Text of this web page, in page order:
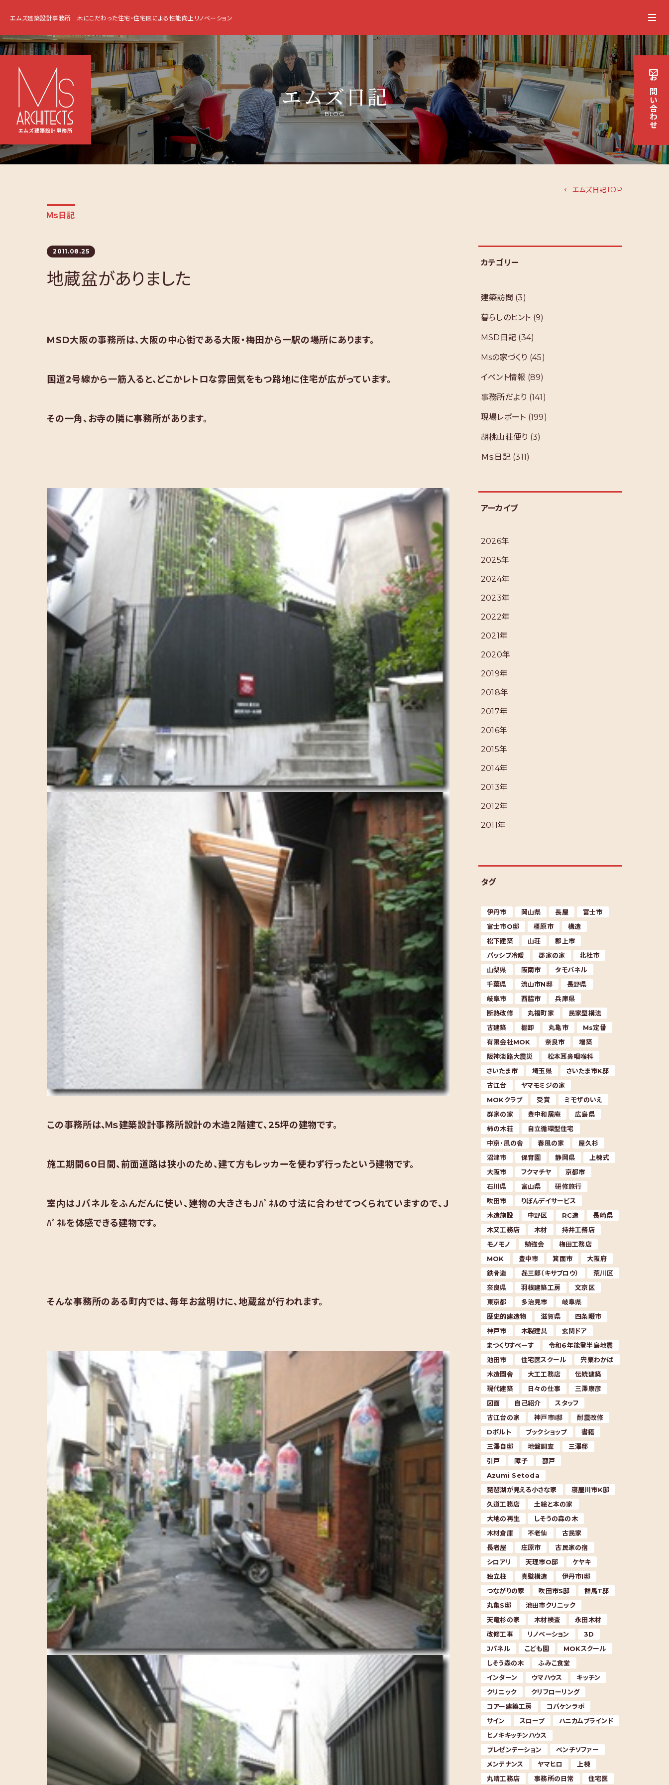
エムズ建築設計事務所 木にこだわった住宅・住宅医による性能向上リノベーション
お
問
い
合
わせ
エムズ建築設計事務所
エムズ日記
BLOG
エムズ日記TOP
Ｍｓ日記
2011.08.25
地蔵盆がありました
MSD大阪の事務所は、大阪の中心街である大阪・梅田から一駅の場所にあります。
国道2号線から一筋入ると、どこかレトロな雰囲気をもつ路地に住宅が広がっています。
その一角、お寺の隣に事務所があります。
この事務所は、Ｍｓ建築設計事務所設計の木造2階建て、25坪の建物です。
施工期間60日間、前面道路は狭小のため、建て方もレッカーを使わず行ったという建物です。
室内はＪパネルをふんだんに使い、建物の大きさもＪﾊﾟﾈﾙの寸法に合わせてつくられていますので、Ｊ
ﾊﾟﾈﾙを体感できる建物です。
そんな事務所のある町内では、毎年お盆明けに、地蔵盆が行われます。
カテゴリー
建築訪問 (3)
暮らしのヒント (9)
MSD日記 (34)
Msの家づくり (45)
イベント情報 (89)
事務所だより (141)
現場レポート (199)
胡桃山荘便り (3)
Ｍｓ日記(311)
アーカイブ
2026年
2025年
2024年
2023年
2022年
2021年
2020年
2019年
2018年
2017年
2016年
2015年
2014年
2013年
2012年
2011年
タグ
伊丹市 岡山県 長屋
富士市
富士市O邸
橿原市
構造
松下建築
山荘
郡上市
パッシブ冷暖
郡家の家
北杜市
山梨県
阪南市
タモパネル
千葉県
流山市N邸
長野県
岐阜市
西脇市
兵庫県
断熱改修
丸福町家
民家型構法
古建築
棚卸 丸亀市
Ms定番
有限会社MOK
奈良市
増築
阪神淡路大震災
松本耳鼻咽喉科
さいたま市
埼玉県
さいたま市K邸
古江台
ヤマモミジの家
MOKクラブ
受賞
ミモザのいえ
群家の家
豊中和居庵
広島県
柿の木荘
自立循環型住宅
中京・風の舎
春風の家
屋久杉
沼津市
保育園 静岡県
上棟式
大阪市
フクマチヤ
京都市
石川県
富山県
研修旅行
吹田市
りぼんデイサービス
木造施設
中野区 RC造
長崎県
木又工務店
木材
持井工務店
モノモノ
勉強会
梅田工務店
MOK
豊中市 箕面市
大阪府
鉄骨造
㐂三郎（キサブロウ）
荒川区
奈良県
羽根建築工房
文京区
東京都
多治見市
岐阜県
歴史的建造物
滋賀県
四条畷市
神戸市
木製建具
玄関ドア
まつくりすぺーす
令和6年能登半島地震
池田市
住宅医スクール
宍粟わかば
木造園舎
大工工務店
伝統建築
現代建築
日々の仕事
三澤康彦
図面
自己紹介
スタッフ
古江台の家
神戸市I邸
耐震改修
Dボルト
ブックショップ
書籍
三澤自邸
地盤調査
三澤邸
引戸
障子
蔀戸
Azumi Setoda
琵琶湖が見える小さな家
寝屋川市K邸
久道工務店
土絵と本の家
大地の再生
しそうの森の木
木材倉庫
不老仙
古民家
長者屋
庄原市
古民家の宿
シロアリ
天理市O邸
ケヤキ
独立柱
真壁構造
伊丹市I邸
つながりの家
吹田市S邸
群馬T邸
丸亀S邸
池田市クリニック
天竜杉の家
木材検査
永田木材
改修工事
リノベーション
3D
Jパネル
こども園
MOKスクール
しそう森の木
ふみこ食堂
インターン
ウマハウス
キッチン
クリニック
クリフローリング
コアー建築工房
コバケンラボ
サイン
スロープ
ハニカムブラインド
ヒノキキッチンハウス
プレゼンテーション
ベンチソファー
メンテナンス
ヤマヒロ
上棟
丸晴工務店
事務所の日常 住宅医